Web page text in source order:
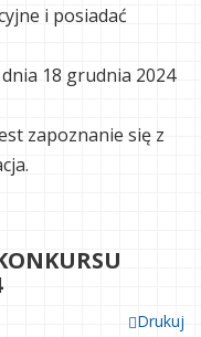
i posiadać
18 grudnia 2024
zapoznanie się z
Drukuj